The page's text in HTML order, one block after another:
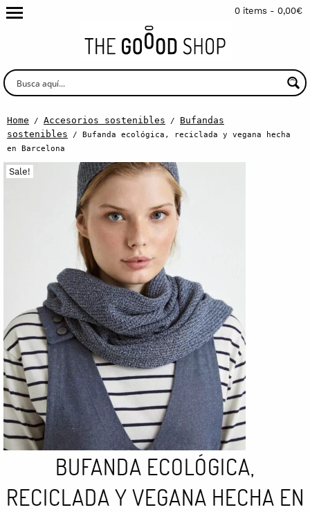
0 items - 0,00€
Home / Accesorios sostenibles / Bufandas
sostenibles / Bufanda ecológica, reciclada y vegana hecha
en Barcelona
Sale!
BUFANDA ECOLÓGICA,
RECICLADA Y VEGANA HECHA EN